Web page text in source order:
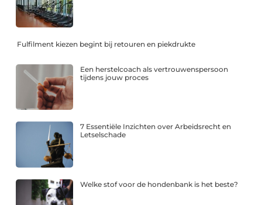
Fulfilment kiezen begint bij retouren en piekdrukte
Een herstelcoach als vertrouwenspersoon
tijdens jouw proces
7 Essentiële Inzichten over Arbeidsrecht en
Letselschade
Welke stof voor de hondenbank is het beste?